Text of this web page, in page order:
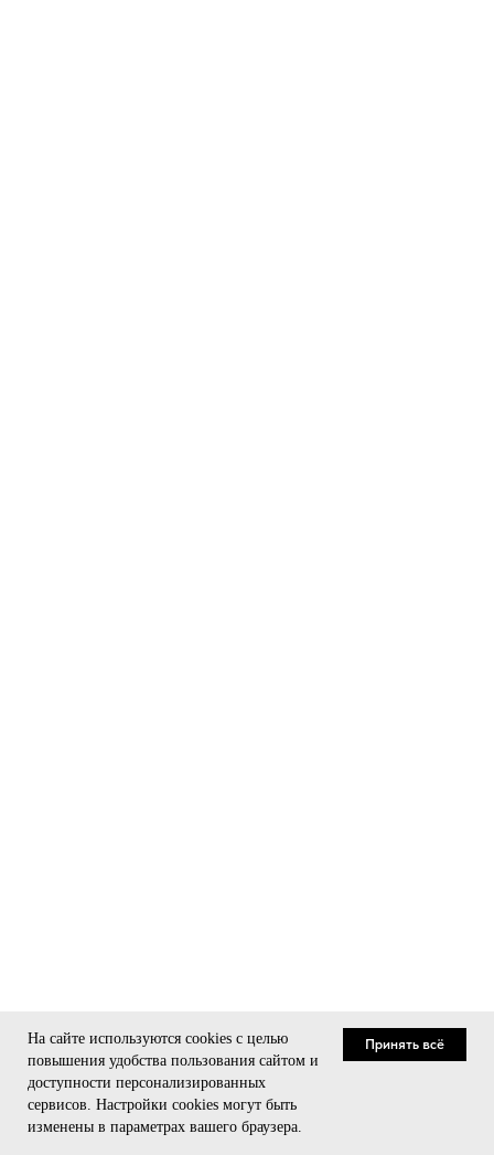
На сайте используются cookies с целью
повышения удобства пользования сайтом и
доступности персонализированных
сервисов. Настройки cookies могут быть
изменены в параметрах вашего браузера.
Принять всё